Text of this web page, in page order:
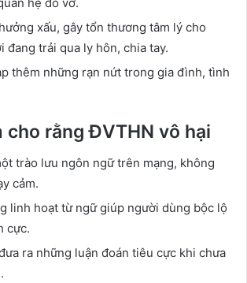
xấu, gây tổn thương tâm lý cho
đang trải qua ly hôn, chia tay.
thêm những rạn nứt trong gia đình, tình
cho rằng ĐVTHN vô hại
trào lưu ngôn ngữ trên mạng, không
cảm.
linh hoạt từ ngữ giúp người dùng bộc lộ
cực.
ra những luận đoán tiêu cực khi chưa